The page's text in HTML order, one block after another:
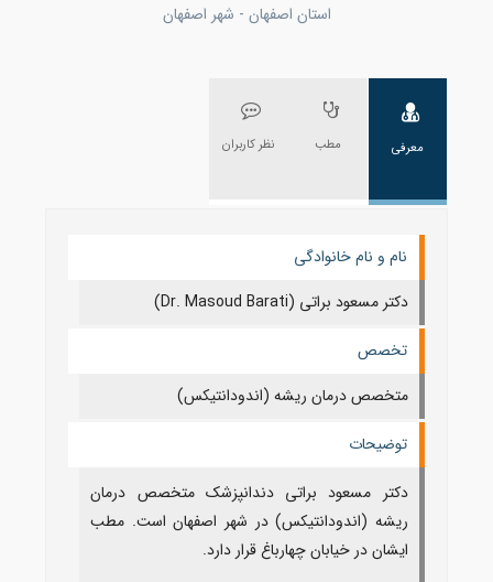
استان اصفهان - شهر اصفهان
معرفی مطب نظر کاربران
نام و نام خانوادگی
دکتر مسعود براتی (Dr. Masoud Barati)
تخصص
متخصص درمان ریشه (اندودانتیکس)
توضیحات
دکتر مسعود براتی دندانپزشک متخصص درمان
ریشه (اندودانتیکس) در شهر اصفهان است. مطب
ایشان در خیابان چهارباغ قرار دارد.